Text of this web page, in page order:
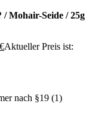
Mohair-Seide / 25g
€Aktueller Preis ist:
nach §19 (1)